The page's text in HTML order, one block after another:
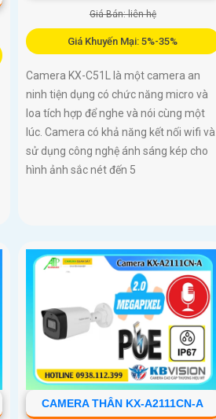
Giá Bán: liên hệ
Giá Khuyến Mại: 5%-35%
Camera KX-C51L là một camera an
ninh tiện dụng có chức năng micro và
loa tích hợp để nghe và nói cùng một
lúc. Camera có khả năng kết nối wifi và
sử dụng công nghệ ánh sáng kép cho
hình ảnh sắc nét đến 5
CAMERA THÂN KX-A2111CN-A